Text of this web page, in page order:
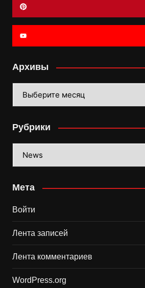
Архивы
Рубрики
Мета
Войти
Лента записей
Лента комментариев
WordPress.org